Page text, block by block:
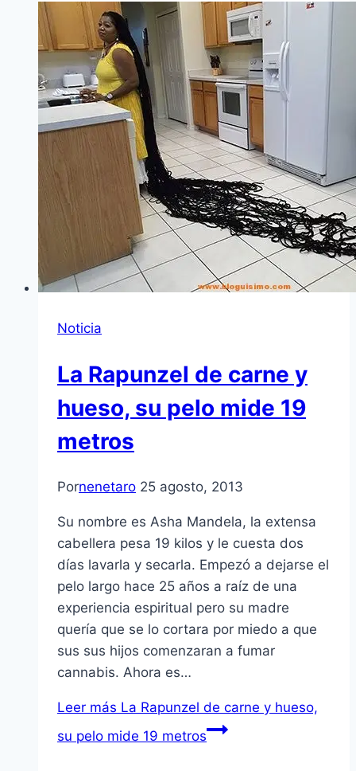
Noticia
La Rapunzel de carne y
hueso, su pelo mide 19
metros
Pornenetaro 25 agosto, 2013
Su nombre es Asha Mandela, la extensa
cabellera pesa 19 kilos y le cuesta dos
días lavarla y secarla. Empezó a dejarse el
pelo largo hace 25 años a raíz de una
experiencia espiritual pero su madre
quería que se lo cortara por miedo a que
sus sus hijos comenzaran a fumar
cannabis. Ahora es…
Leer más La Rapunzel de carne y hueso,
su pelo mide 19 metros